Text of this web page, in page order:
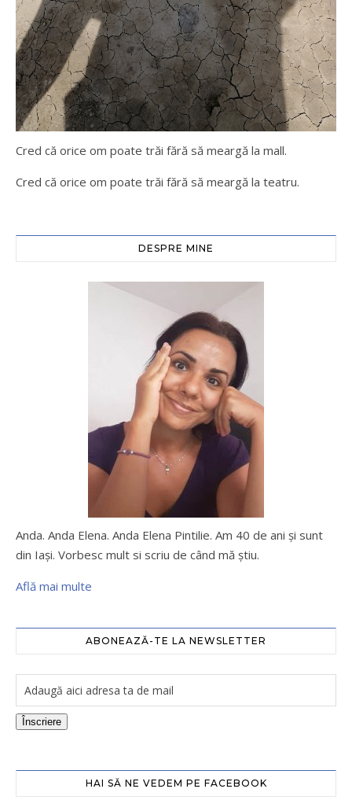
Cred că orice om poate trăi fără să meargă la mall.
Cred că orice om poate trăi fără să meargă la teatru.
DESPRE MINE
Anda. Anda Elena. Anda Elena Pintilie. Am 40 de ani şi sunt
din Iaşi. Vorbesc mult si scriu de când mă ştiu.
Află mai multe
ABONEAZĂ-TE LA NEWSLETTER
Înscriere
HAI SĂ NE VEDEM PE FACEBOOK